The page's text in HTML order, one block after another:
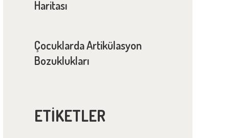
Haritası
Çocuklarda Artikülasyon
Bozuklukları
ETIKETLER